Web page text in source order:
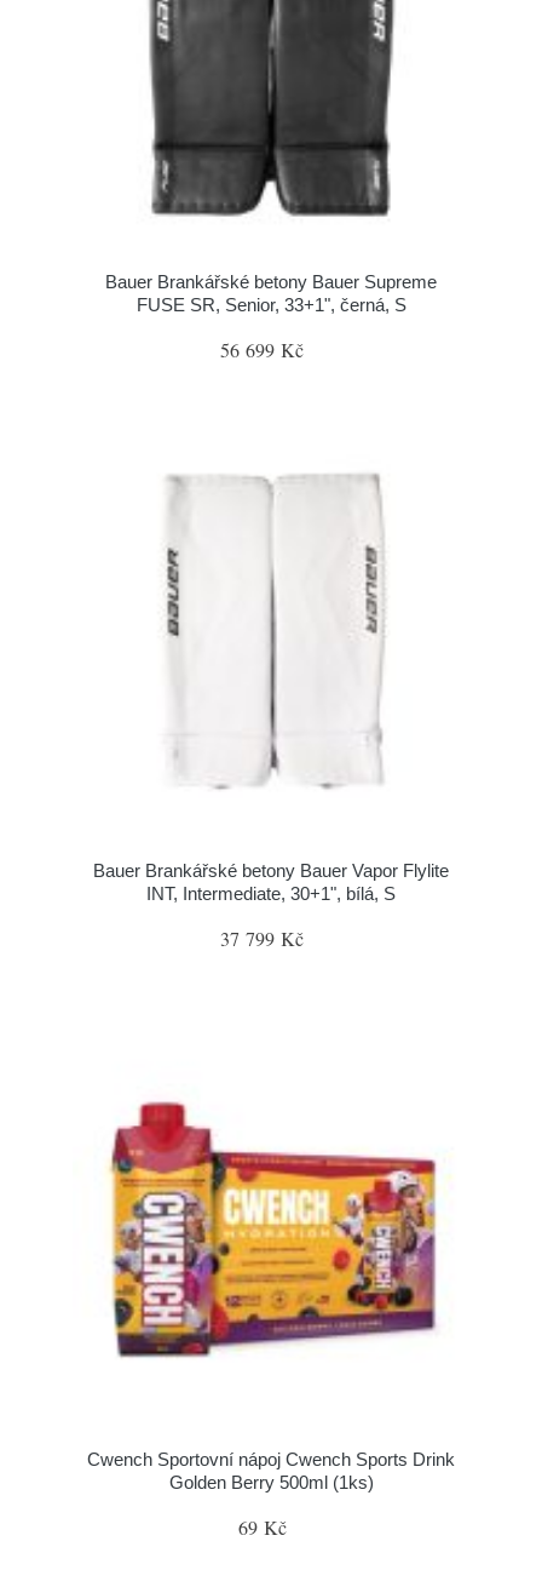
Bauer Brankářské betony Bauer Supreme
FUSE SR, Senior, 33+1", černá, S
56 699 Kč
Bauer Brankářské betony Bauer Vapor Flylite
INT, Intermediate, 30+1", bílá, S
37 799 Kč
Cwench Sportovní nápoj Cwench Sports Drink
Golden Berry 500ml (1ks)
69 Kč